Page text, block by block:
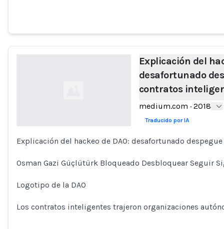
Loading...
Explicación del
desafortunado
contratos
medium.com · 2018
Traducido por IA
Explicación del hackeo de DAO: desafortunado
Osman Gazi Güçlütürk Bloqueado Desbloquear Seguir
Logotipo de la DAO
Los contratos inteligentes trajeron organizaciones